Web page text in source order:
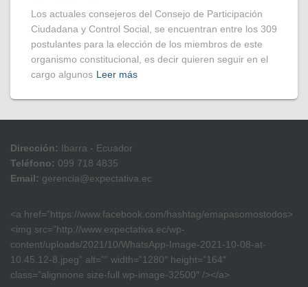
Los actuales consejeros del Consejo de Participación
Ciudadana y Control Social, se encuentran entre los 309
postulantes para la elección de los miembros de este
organismo constitucional, es decir quieren seguir en el
cargo algunos Leer más
Dirección: Ibarra - Ecuador
Teléfono: 099 718 4835
Email: gerencia@expectativa.ec
<a href=”https://www.facebook.com/hashtag/emapasomostodos>
<img src=”http://www.expectativa.ec/wp-
content/uploads/2021/10/WhatsApp-Image-2021-10-08-at-
10.45.12-8.jpeg” alt=”” width=”1280″ height=”164″
class=”alignnone size-full wp-image-32500″ /></a>